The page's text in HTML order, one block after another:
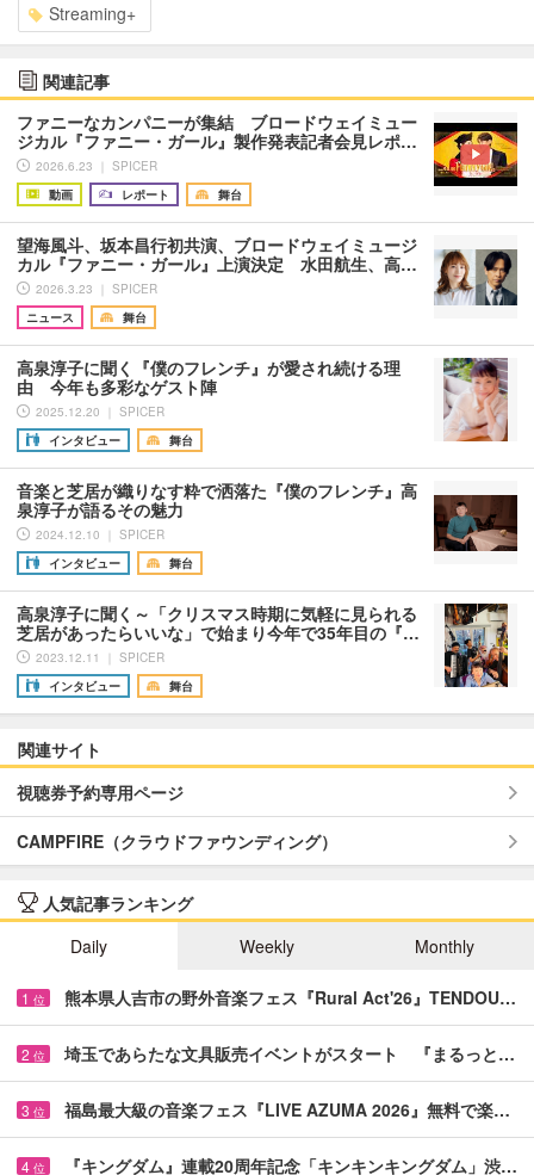
Streaming+
関連記事
ファニーなカンパニーが集結 ブロードウェイミュー
ジカル『ファニー・ガール』製作発表記者会見レポ…
2026.6.23 ｜ SPICER
動画
レポート 舞台
望海風斗、坂本昌行初共演、ブロードウェイミュージ
カル『ファニー・ガール』上演決定 水田航生、高…
2026.3.23 ｜ SPICER
ニュース
舞台
高泉淳子に聞く『僕のフレンチ』が愛され続ける理
由 今年も多彩なゲスト陣
2025.12.20 ｜ SPICER
インタビュー
舞台
音楽と芝居が織りなす粋で洒落た『僕のフレンチ』高
泉淳子が語るその魅力
2024.12.10 ｜ SPICER
インタビュー
舞台
高泉淳子に聞く～「クリスマス時期に気軽に見られる
芝居があったらいいな」で始まり今年で35年目の『…
2023.12.11 ｜ SPICER
インタビュー
舞台
関連サイト
視聴券予約専用ページ
CAMPFIRE（クラウドファウンディング）
人気記事ランキング
Daily
Weekly Monthly
1 位 熊本県人吉市の野外音楽フェス『Rural Act'26』TENDOU…
2 位 埼玉であらたな文具販売イベントがスタート 『まるっと…
3 位 福島最大級の音楽フェス『LIVE AZUMA 2026』無料で楽…
4 位 『キングダム』連載20周年記念「キンキンキングダム」渋…